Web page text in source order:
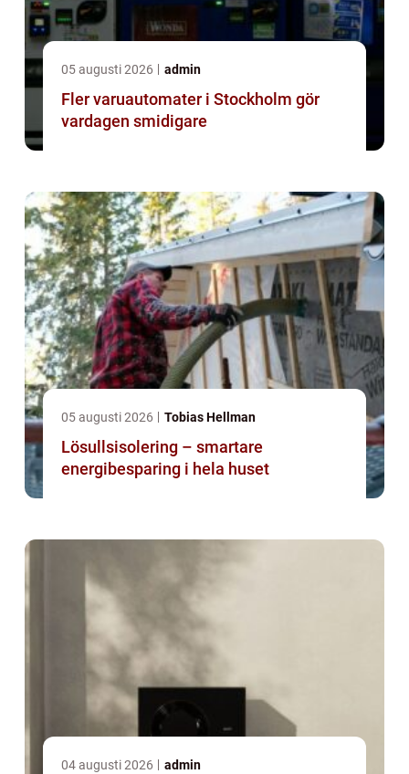
05 augusti 2026 admin
Fler varuautomater i Stockholm gör
vardagen smidigare
05 augusti 2026 Tobias Hellman
Lösullsisolering – smartare
energibesparing i hela huset
04 augusti 2026 admin